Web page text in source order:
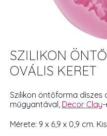
SZILIKON
OVÁLIS KERET
Szilikon öntőforma díszes
műgyantával, Decor Clay
Mérete: 9 x 6,9 x 0,9 cm.